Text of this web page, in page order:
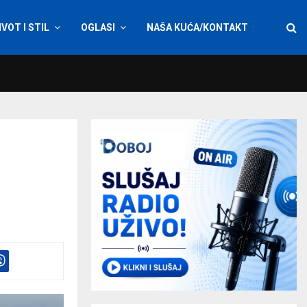
I STIL OGLASI NAŠA KUĆA/KONTAKT